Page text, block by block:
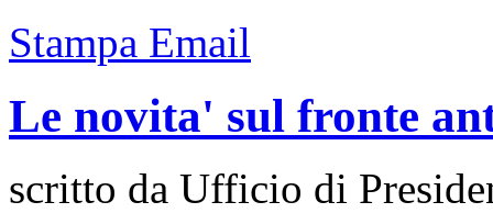
Stampa Email
Le novita' sul fronte
scritto da Ufficio di